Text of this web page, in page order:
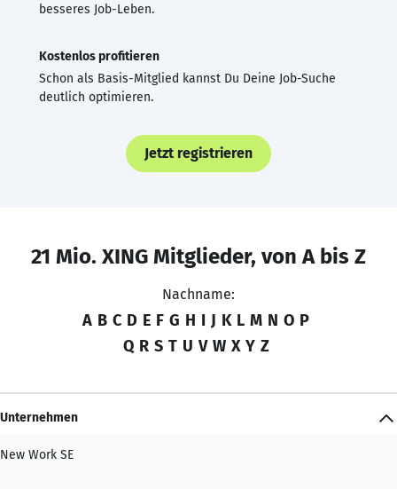
besseres Job-Leben.
Kostenlos profitieren
Schon als Basis-Mitglied kannst Du Deine Job-Suche
deutlich optimieren.
Jetzt registrieren
21 Mio. XING Mitglieder, von A bis Z
Nachname:
A B C D E F G H I J K L M N O P
Q R S T U V W X Y Z
Unternehmen
New Work SE